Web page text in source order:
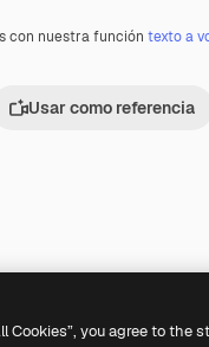
con nuestra función texto a
Usar como referencia
Cookies”, you agree to the